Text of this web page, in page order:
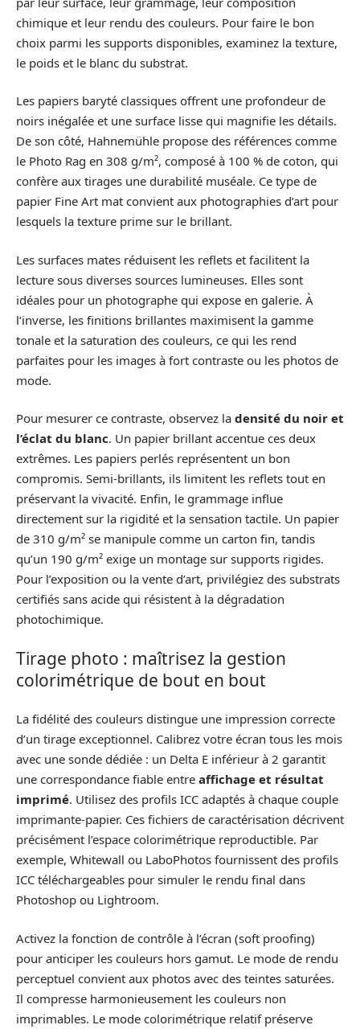
chimique et leur rendu des couleurs. Pour faire le bon
choix parmi les supports disponibles, examinez la texture,
le poids et le blanc du substrat.
Les papiers baryté classiques offrent une profondeur de
noirs inégalée et une surface lisse qui magnifie les détails.
De son côté, Hahnemühle propose des références comme
le Photo Rag en 308 g/m², composé à 100 % de coton, qui
confère aux tirages une durabilité muséale. Ce type de
papier Fine Art mat convient aux photographies d’art pour
lesquels la texture prime sur le brillant.
Les surfaces mates réduisent les reflets et facilitent la
lecture sous diverses sources lumineuses. Elles sont
idéales pour un photographe qui expose en galerie. À
l’inverse, les finitions brillantes maximisent la gamme
tonale et la saturation des couleurs, ce qui les rend
parfaites pour les images à fort contraste ou les photos de
mode.
Pour mesurer ce contraste, observez la densité du noir et
l’éclat du blanc. Un papier brillant accentue ces deux
extrêmes. Les papiers perlés représentent un bon
compromis. Semi-brillants, ils limitent les reflets tout en
préservant la vivacité. Enfin, le grammage influe
directement sur la rigidité et la sensation tactile. Un papier
de 310 g/m² se manipule comme un carton fin, tandis
qu’un 190 g/m² exige un montage sur supports rigides.
Pour l’exposition ou la vente d’art, privilégiez des substrats
certifiés sans acide qui résistent à la dégradation
photochimique.
Tirage photo : maîtrisez la gestion
colorimétrique de bout en bout
La fidélité des couleurs distingue une impression correcte
d’un tirage exceptionnel. Calibrez votre écran tous les mois
avec une sonde dédiée : un Delta E inférieur à 2 garantit
une correspondance fiable entre affichage et résultat
imprimé. Utilisez des profils ICC adaptés à chaque couple
imprimante-papier. Ces fichiers de caractérisation décrivent
précisément l’espace colorimétrique reproductible. Par
exemple, Whitewall ou LaboPhotos fournissent des profils
ICC téléchargeables pour simuler le rendu final dans
Photoshop ou Lightroom.
Activez la fonction de contrôle à l’écran (soft proofing)
pour anticiper les couleurs hors gamut. Le mode de rendu
perceptuel convient aux photos avec des teintes saturées.
Il compresse harmonieusement les couleurs non
imprimables. Le mode colorimétrique relatif préserve